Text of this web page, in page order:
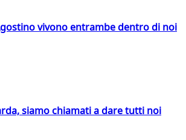
vivono entrambe dentro di noi
siamo chiamati a dare tutti noi